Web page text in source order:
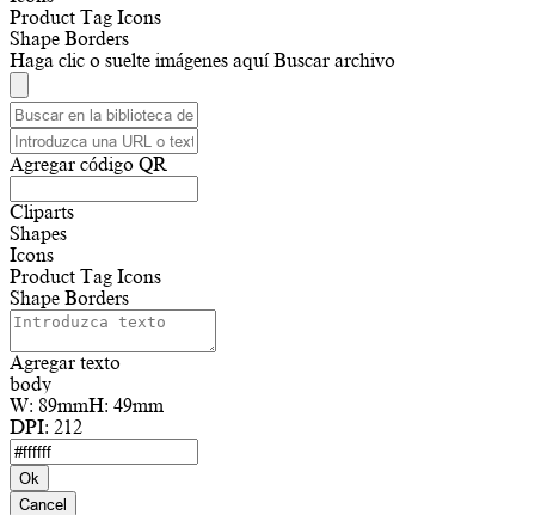
Product Tag Icons
Shape Borders
Haga clic o suelte imágenes aquí Buscar archivo
Agregar código QR
Cliparts
Shapes
Icons
Product Tag Icons
Shape Borders
Agregar texto
body
W: 89mmH: 49mm
DPI: 212
Ok
Cancel